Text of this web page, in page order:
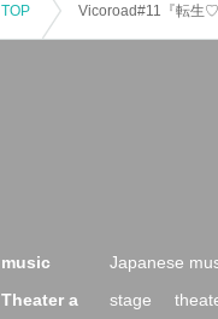
TOP Vicoroad#11『転生♡
music Japanese
Theater a
stage